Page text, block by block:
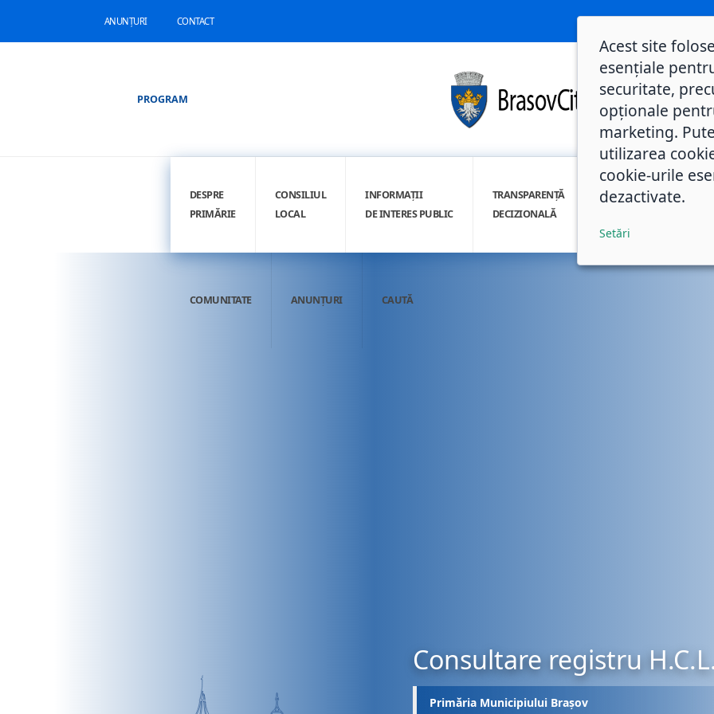
ANUNȚURI CONTACT
PROGRAM
DESPRE
PRIMĂRIE
CONSILIUL
LOCAL
INFORMAȚII
DE INTERES PUBLIC
TRANSPARENȚĂ
DECIZIONALĂ
INTEGRITATE
COMUNITATE ANUNȚURI CAUTĂ
Consultare registru
Primăria Municipiului Brașov
Acest site
esențiale
securitate,
opționale
marketing.
utilizarea
cookie-urile
dezactivate.
Setări